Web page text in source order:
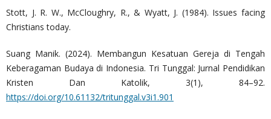
Stott, J. R. W., McCloughry, R., & Wyatt, J. (1984). Issues facing
Christians today.
Suang Manik. (2024). Membangun Kesatuan Gereja di Tengah
Keberagaman Budaya di Indonesia. Tri Tunggal: Jurnal Pendidikan
Kristen Dan Katolik, 3(1), 84–92.
https://doi.org/10.61132/tritunggal.v3i1.901